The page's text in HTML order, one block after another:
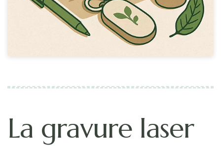
La gravure laser